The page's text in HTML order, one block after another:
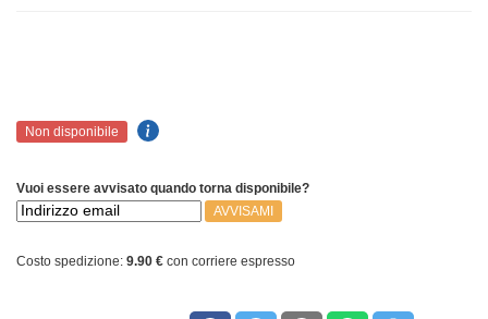
Non disponibile
Vuoi essere avvisato quando torna disponibile?
AVVISAMI
Costo spedizione: 9.90 € con corriere espresso